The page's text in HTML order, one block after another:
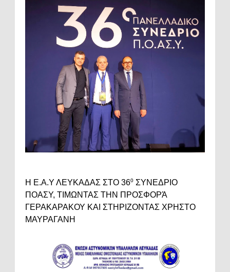
Η Ε.Α.Υ ΛΕΥΚΑΔΑΣ ΣΤΟ 36⁰ ΣΥΝΕΔΡΙΟ
ΠΟΑΣΥ, ΤΙΜΩΝΤΑΣ ΤΗΝ ΠΡΟΣΦΟΡΆ
ΓΕΡΑΚΑΡΑΚΟΥ ΚΑΙ ΣΤΗΡΙΖΟΝΤΑΣ ΧΡΗΣΤΟ
ΜΑΥΡΑΓΑΝΗ